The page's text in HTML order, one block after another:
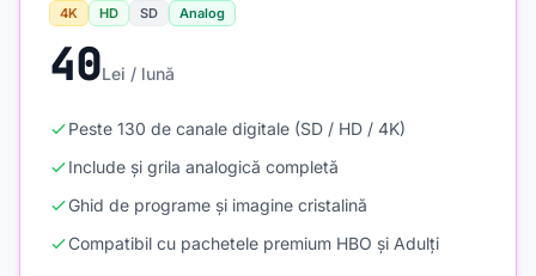
4K HD SD Analog
40Lei / lună
Peste 130 de canale digitale (SD / HD / 4K)
Include și grila analogică completă
Ghid de programe și imagine cristalină
Compatibil cu pachetele premium HBO și Adulți